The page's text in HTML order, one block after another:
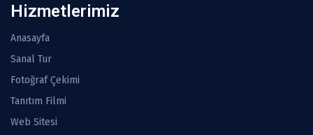
Hizmetlerimiz
Anasayfa
Sanal Tur
Fotoğraf Çekimi
Tanıtım Filmi
Web Sitesi